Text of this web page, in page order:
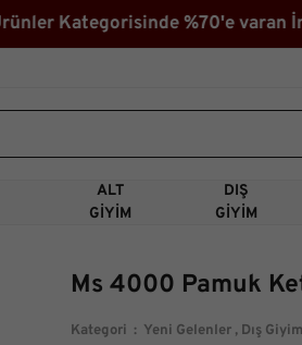
%70'e
ALT
GIYIM
DIŞ
GIYIM
Ms 4000 Pamuk
Kategori Yeni Gelenler , Dış Giyim